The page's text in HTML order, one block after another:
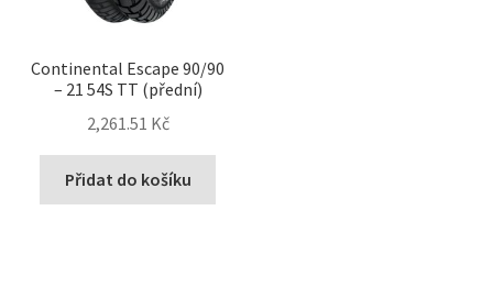
Continental Escape 90/90
– 21 54S TT (přední)
2,261.51 Kč
Přidat do košíku